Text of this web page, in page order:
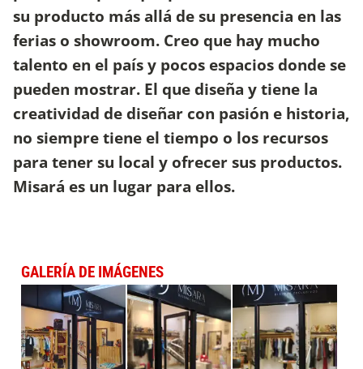
su producto más allá de su presencia en las
ferias o showroom. Creo que hay mucho
talento en el país y pocos espacios donde se
pueden mostrar. El que diseña y tiene la
creatividad de diseñar con pasión e historia,
no siempre tiene el tiempo o los recursos
para tener su local y ofrecer sus productos.
Misará es un lugar para ellos.
GALERÍA DE IMÁGENES